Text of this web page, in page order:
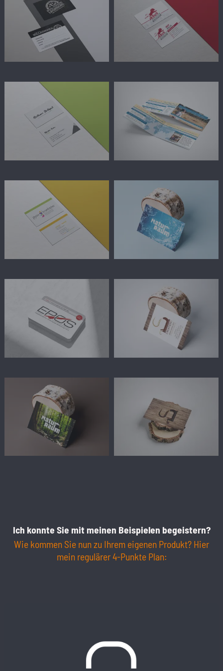
Ich konnte Sie mit meinen Beispielen begeistern?
Wie kommen Sie nun zu Ihrem eigenen Produkt? Hier
mein regulärer 4-Punkte Plan: